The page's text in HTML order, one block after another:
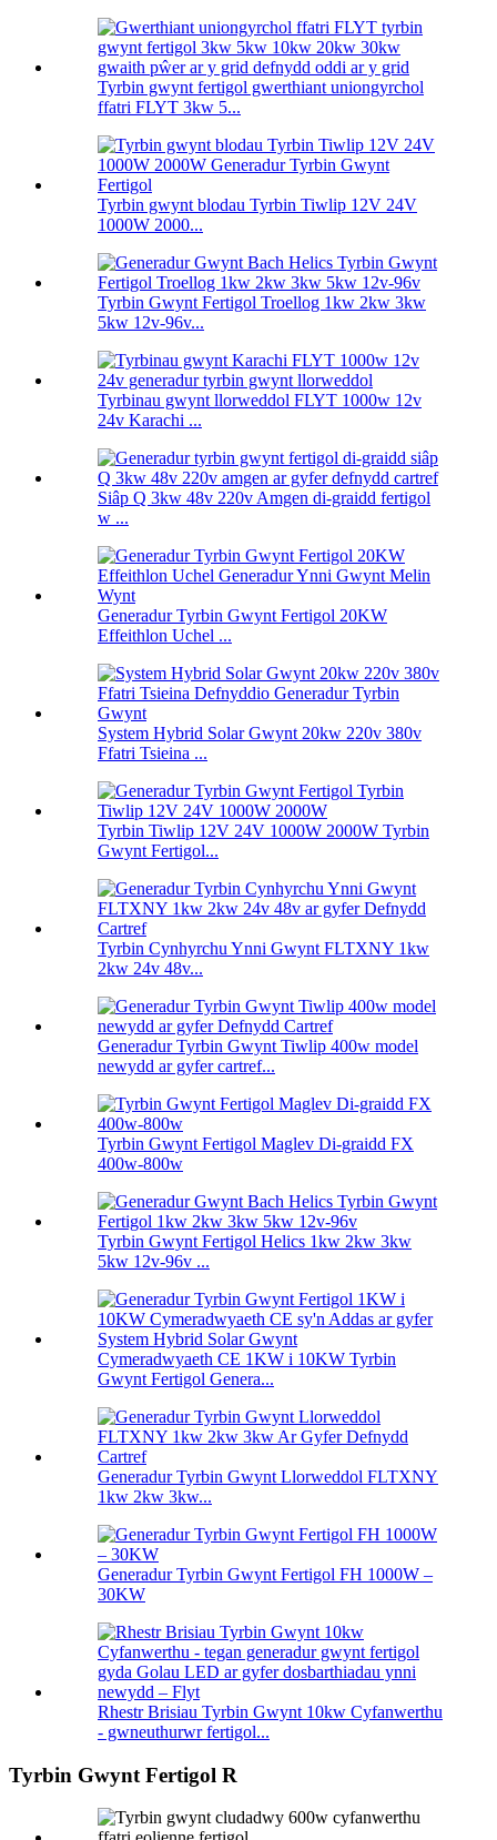
Tyrbin gwynt fertigol gwerthiant uniongyrchol
ffatri FLYT 3kw 5...
Tyrbin gwynt blodau Tyrbin Tiwlip 12V 24V
1000W 2000...
Tyrbin Gwynt Fertigol Troellog 1kw 2kw 3kw
5kw 12v-96v...
Tyrbinau gwynt llorweddol FLYT 1000w 12v
24v Karachi ...
Siâp Q 3kw 48v 220v Amgen di-graidd fertigol
w ...
Generadur Tyrbin Gwynt Fertigol 20KW
Effeithlon Uchel ...
System Hybrid Solar Gwynt 20kw 220v 380v
Ffatri Tsieina ...
Tyrbin Tiwlip 12V 24V 1000W 2000W Tyrbin
Gwynt Fertigol...
Tyrbin Cynhyrchu Ynni Gwynt FLTXNY 1kw
2kw 24v 48v...
Generadur Tyrbin Gwynt Tiwlip 400w model
newydd ar gyfer cartref...
Tyrbin Gwynt Fertigol Maglev Di-graidd FX
400w-800w
Tyrbin Gwynt Fertigol Helics 1kw 2kw 3kw
5kw 12v-96v ...
Cymeradwyaeth CE 1KW i 10KW Tyrbin
Gwynt Fertigol Genera...
Generadur Tyrbin Gwynt Llorweddol FLTXNY
1kw 2kw 3kw...
Generadur Tyrbin Gwynt Fertigol FH 1000W –
30KW
Rhestr Brisiau Tyrbin Gwynt 10kw Cyfanwerthu
- gwneuthurwr fertigol...
Tyrbin Gwynt Fertigol R